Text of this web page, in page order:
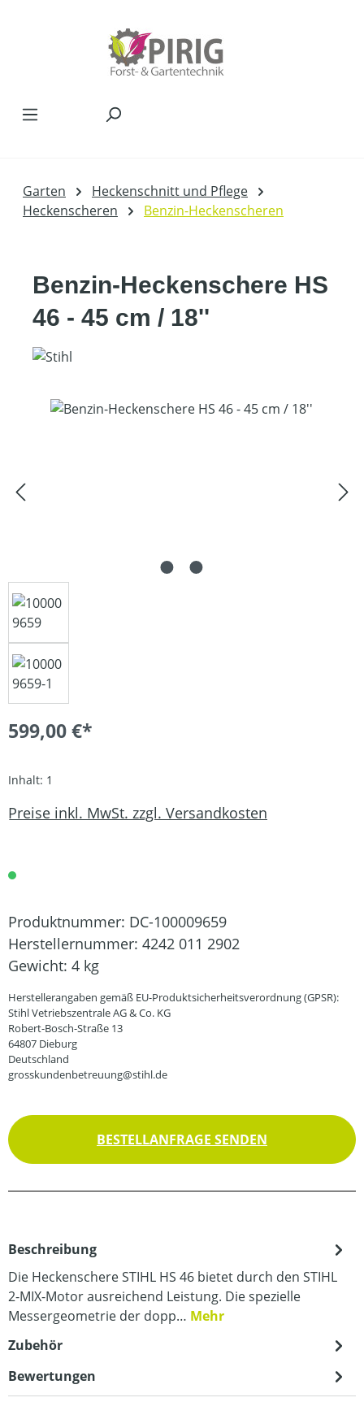
Garten
Heckenschnitt und Pflege
Heckenscheren
Benzin-Heckenscheren
Benzin-Heckenschere HS
46 - 45 cm / 18''
Bildergalerie überspringen
599,00 €*
Inhalt: 1
Preise inkl. MwSt. zzgl. Versandkosten
Produktnummer: DC-100009659
Herstellernummer: 4242 011 2902
Gewicht: 4 kg
Herstellerangaben gemäß EU-Produktsicherheitsverordnung (GPSR):
Stihl Vetriebszentrale AG & Co. KG
Robert-Bosch-Straße 13
64807 Dieburg
Deutschland
grosskundenbetreuung@stihl.de
BESTELLANFRAGE SENDEN
Beschreibung
Die Heckenschere STIHL HS 46 bietet durch den STIHL
2-MIX-Motor ausreichend Leistung. Die spezielle
Messergeometrie der dopp… Mehr
Zubehör
Bewertungen